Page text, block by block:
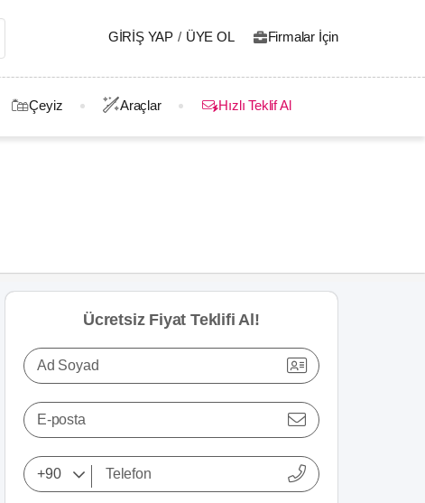
GIRIŞ YAP / ÜYE OL Firmalar İçin
Çeyiz Araçlar Hızlı Teklif Al
Ücretsiz Fiyat Teklifi Al!
Ad Soyad
E-posta